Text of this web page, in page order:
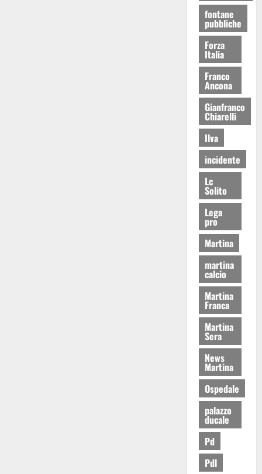
fontane
pubbliche
Forza
Italia
Franco
Ancona
Gianfranco
Chiarelli
Ilva
incidente
Lc
Solito
Lega
pro
Martina
martina
calcio
Martina
Franca
Martina
Sera
News
Martina
Ospedale
palazzo
ducale
Pd
Pdl